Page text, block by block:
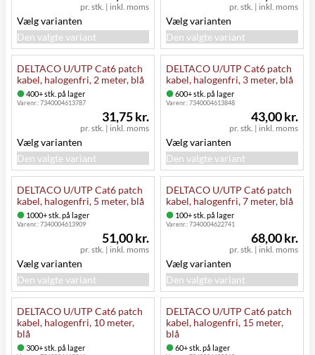
pr. stk. | inkl. moms
Vælg varianten
Den valgte variant
pr. stk. | inkl. moms
Vælg varianten
Den valgte variant
DELTACO U/UTP Cat6 patch
kabel, halogenfri, 2 meter, blå
400+ stk. på lager
Varenr.:7340004613787
pr. stk. | inkl. moms
31,75 kr.
Vælg varianten
Den valgte variant
DELTACO U/UTP Cat6 patch
kabel, halogenfri, 3 meter, blå
600+ stk. på lager
Varenr.:7340004613848
pr. stk. | inkl. moms
43,00 kr.
Vælg varianten
Den valgte variant
DELTACO U/UTP Cat6 patch
kabel, halogenfri, 5 meter, blå
1000+ stk. på lager
Varenr.:7340004613909
pr. stk. | inkl. moms
51,00 kr.
Vælg varianten
Den valgte variant
DELTACO U/UTP Cat6 patch
kabel, halogenfri, 7 meter, blå
100+ stk. på lager
Varenr.:7340004622741
pr. stk. | inkl. moms
68,00 kr.
Vælg varianten
Den valgte variant
DELTACO U/UTP Cat6 patch
kabel, halogenfri, 10 meter,
blå
300+ stk. på lager
DELTACO U/UTP Cat6 patch
kabel, halogenfri, 15 meter,
blå
60+ stk. på lager